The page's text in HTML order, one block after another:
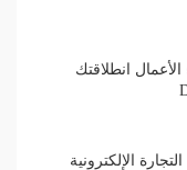
انطلاقتك
الإلكترونية